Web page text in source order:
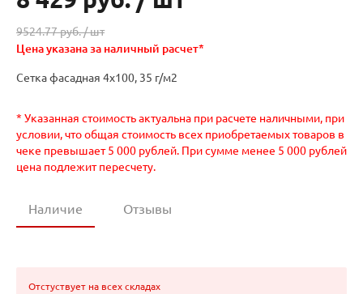
9524.77 руб. /шт
Цена указана за наличный расчет*
Сетка фасадная 4х100, 35 г/м2
* Указанная стоимость актуальна при расчете наличными, при
условии, что общая стоимость всех приобретаемых товаров в
чеке превышает 5 000 рублей. При сумме менее 5 000 рублей
цена подлежит пересчету.
Наличие Отзывы
Отстуствует на всех складах